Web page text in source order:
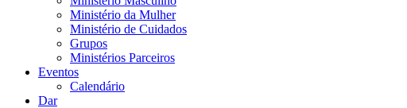
Ministério da Mulher
Ministério de Cuidados
Grupos
Ministérios Parceiros
Eventos
Calendário
Dar